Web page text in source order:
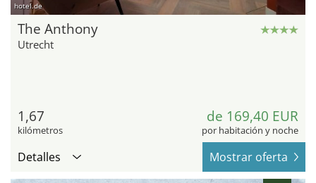
hotel.de
The Anthony
Utrecht
1,67
kilómetros
de 169,40 EUR
por habitación y noche
Detalles Mostrar oferta